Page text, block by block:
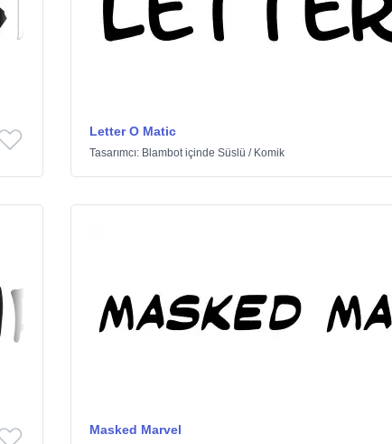
Letter O Matic
Tasarımcı: Blambotiçinde Süslü / Komik
Masked Marvel